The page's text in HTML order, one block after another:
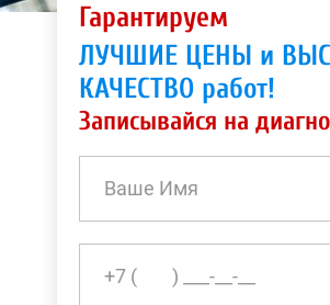
Гарантируем
ЛУЧШИЕ ЦЕНЫ и
КАЧЕСТВО работ!
Записывайся на